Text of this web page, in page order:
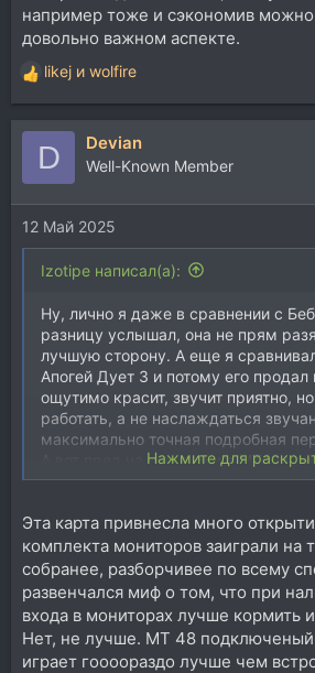
например тоже и сэкономив можно
довольно важном аспекте.
Р
е
а
и
и
:
likej и wolfire
D Devian
Well-Known Member
12 Май 2025
Izotipe написал(а):
Ну, лично я даже в сравнении с
разницу услышал, она не прям
лучшую сторону. А еще я
Апогей Дует 3 и потому его продал
ощутимо красит, звучит приятно,
работать, а не наслаждаться
максимально точная подробная
А вот пред на наушники в МТ48
сравнении с Лонг Войсмастер. Я
от Лонга ровно то, что будет
в тех же самых ушах (Баеры ДТ
совсем не то. Я слышу одно, а на
Это я к тому, что не только одно
воспроизведение важно, но и
например тоже и сэкономив можно
довольно важном аспекте.
Нажмите для
Эта карта привнесла много
комплекта мониторов заиграли на
собранее, разборчивее по всему
развенчался миф о том, что при
входа в мониторах лучше кормить
Нет, не лучше. MT 48 подключеный
играет гоооораздо лучше чем